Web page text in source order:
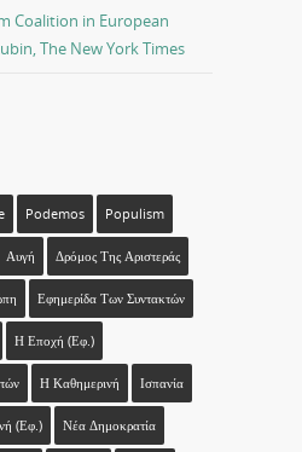
Coalition in European
The New York Times
Podemos Populism
Αυγή Δρόμος Της Αριστεράς
Εφημερίδα Των Συντακτών
Η Εποχή (εφ.)
Η Καθημερινή Ισπανία
(εφ.) Νέα Δημοκρατία